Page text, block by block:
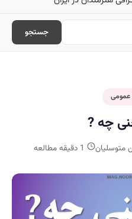
جستجو
عمومی
چه ?
متوسلیان